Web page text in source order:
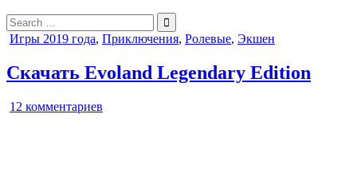
Search
for:
Posted
Игры 2019 года, Приключения, Ролевые, Экшен
Скачать Evoland Legendary Edition
12 комментариев